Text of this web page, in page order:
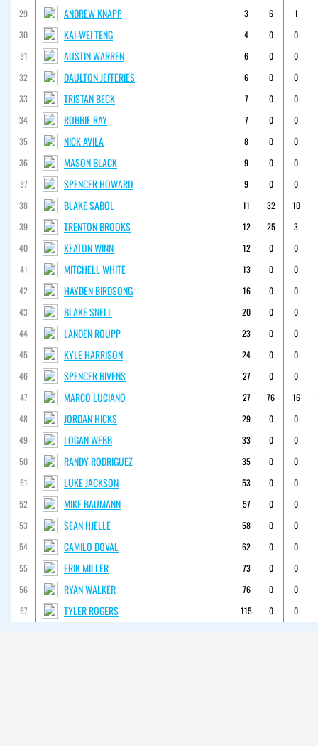
29
ANDREW KNAPP 3 6
1
30
KAI-WEI TENG 4 0
0
31
AUSTIN WARREN 6 0
0
32
DAULTON JEFFERIES 6 0
0
33
TRISTAN BECK 7 0
0
34
ROBBIE RAY 7 0
0
35
NICK AVILA 8 0
0
36
MASON BLACK 9 0
0
37
SPENCER HOWARD 9 0
0
38
BLAKE SABOL 11 32
10
39
TRENTON BROOKS 12 25
3
40
KEATON WINN 12 0
0
41
MITCHELL WHITE 13 0
0
42
HAYDEN BIRDSONG 16 0
0
43
BLAKE SNELL 20 0
0
44
LANDEN ROUPP 23 0
0
45
KYLE HARRISON 24 0
0
46
SPENCER BIVENS 27 0
0
47
MARCO LUCIANO 27 76 16
48
JORDAN HICKS 29 0
0
49
LOGAN WEBB 33 0
0
50
RANDY RODRIGUEZ 35 0
0
51
LUKE JACKSON 53 0
0
52
MIKE BAUMANN 57 0
0
53
SEAN HJELLE 58 0
0
54
CAMILO DOVAL 62 0
0
55
ERIK MILLER 73 0
0
56
RYAN WALKER 76 0
0
57
TYLER ROGERS 115 0 0